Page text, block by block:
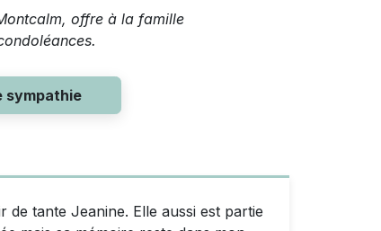
offre à la famille
sympathie
tante Jeanine. Elle aussi est partie